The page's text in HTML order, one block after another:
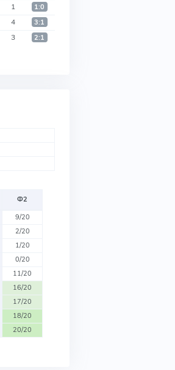
1 1:0
4 3:1
3 2:1
Ф2
9/20
2/20
1/20
0/20
11/20
16/20
17/20
18/20
20/20